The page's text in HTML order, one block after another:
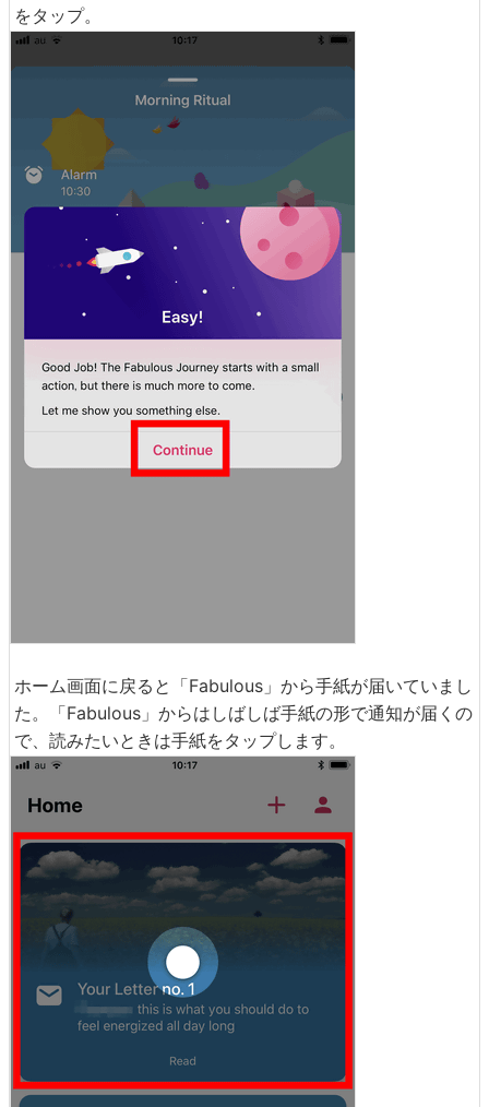
をタップ。
ホーム画面に戻ると「Fabulous」から手紙が届いていまし
た。「Fabulous」からはしばしば手紙の形で通知が届くの
で、読みたいときは手紙をタップします。